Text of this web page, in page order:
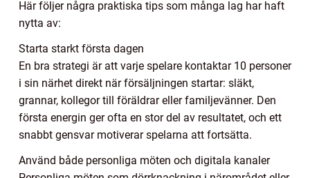
Här följer några praktiska tips som många lag har haft
nytta av:
Starta starkt första dagen
En bra strategi är att varje spelare kontaktar 10 personer
i sin närhet direkt när försäljningen startar: släkt,
grannar, kollegor till föräldrar eller familjevänner. Den
första energin ger ofta en stor del av resultatet, och ett
snabbt gensvar motiverar spelarna att fortsätta.
Använd både personliga möten och digitala kanaler